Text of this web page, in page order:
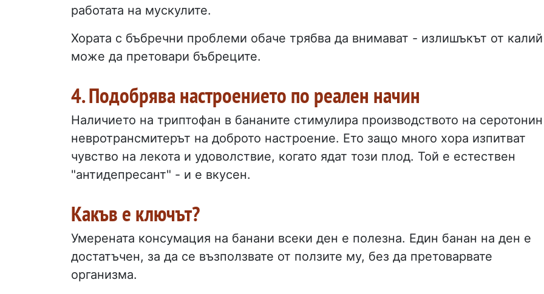
работата на мускулите.
Хората с бъбречни проблеми обаче трябва да внимават - излишъкът от калий
може да претовари бъбреците.
4. Подобрява настроението по реален начин
Наличието на триптофан в бананите стимулира производството на
невротрансмитерът на доброто настроение. Ето защо много хора изпитват
чувство на лекота и удоволствие, когато ядат този плод. Той е естествен
"антидепресант" - и е вкусен.
Какъв е ключът?
Умерената консумация на банани всеки ден е полезна. Един банан на ден е
достатъчен, за да се възползвате от ползите му, без да претоварвате
организма.